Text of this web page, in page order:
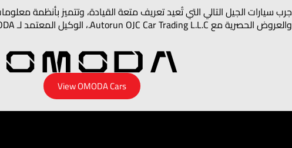
جرب سيارات الجيل التالي التي تُعيد تعريف متعة القيادة، وتتميز بأنظمة
والعروض الحصرية مع Autorun OJC Car Trading L.L.C.، الوكيل المعتمد لـ OMODA وJAECOO في دبي – بوابتك لتجربة قيادة أكثر ذكاءً وتطورًا.
View OMODA Cars​